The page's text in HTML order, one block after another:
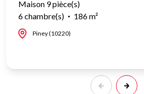
Maison 9 pièce(s)
6 chambre(s)
186 m²
Piney (10220)